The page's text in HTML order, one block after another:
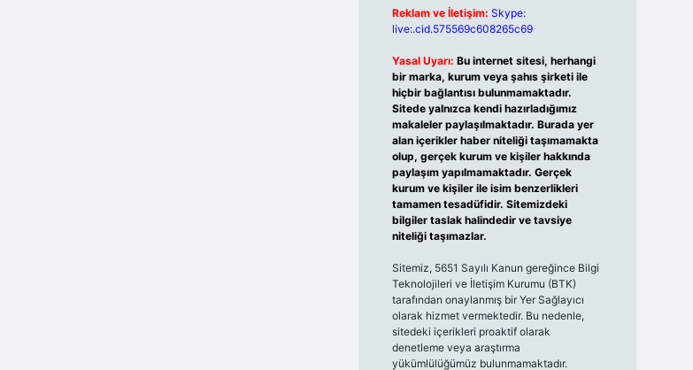
Reklam ve İletişim: Skype:
live:.cid.575569c608265c69
Yasal Uyarı: Bu internet sitesi, herhangi
bir marka, kurum veya şahıs şirketi ile
hiçbir bağlantısı bulunmamaktadır.
Sitede yalnızca kendi hazırladığımız
makaleler paylaşılmaktadır. Burada yer
alan içerikler haber niteliği taşımamakta
olup, gerçek kurum ve kişiler hakkında
paylaşım yapılmamaktadır. Gerçek
kurum ve kişiler ile isim benzerlikleri
tamamen tesadüfidir. Sitemizdeki
bilgiler taslak halindedir ve tavsiye
niteliği taşımazlar.
Sitemiz, 5651 Sayılı Kanun gereğince Bilgi
Teknolojileri ve İletişim Kurumu (BTK)
tarafından onaylanmış bir Yer Sağlayıcı
olarak hizmet vermektedir. Bu nedenle,
sitedeki içerikleri proaktif olarak
denetleme veya araştırma
yükümlülüğümüz bulunmamaktadır.